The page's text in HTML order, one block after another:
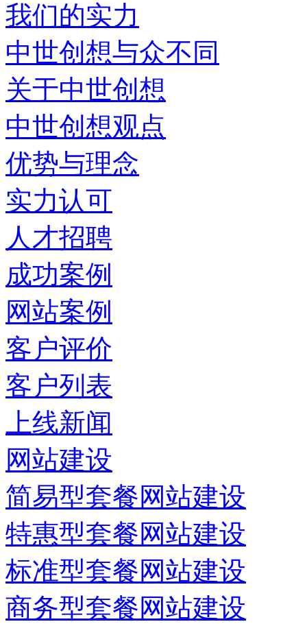
我们的实力
中世创想与众不同
关于中世创想
中世创想观点
优势与理念
实力认可
人才招聘
成功案例
网站案例
客户评价
客户列表
上线新闻
网站建设
简易型套餐网站建设
特惠型套餐网站建设
标准型套餐网站建设
商务型套餐网站建设